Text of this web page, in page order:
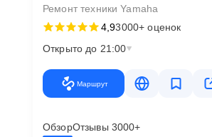
Ремонт техники Yamaha
4,93000+ оценок
Открыто до 21:00
Маршрут
ОбзорОтзывы 3000+